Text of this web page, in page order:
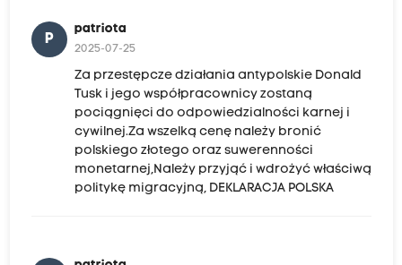
P
patriota
2025-07-25
Za przestępcze działania antypolskie Donald
Tusk i jego współpracownicy zostaną
pociągnięci do odpowiedzialności karnej i
cywilnej.Za wszelką cenę należy bronić
polskiego złotego oraz suwerenności
monetarnej,Należy przyjąć i wdrożyć właściwą
politykę migracyjną, DEKLARACJA POLSKA